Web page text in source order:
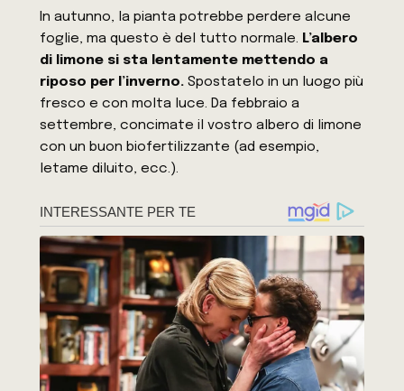
In autunno, la pianta potrebbe perdere alcune
foglie, ma questo è del tutto normale. L’albero
di limone si sta lentamente mettendo a
riposo per l’inverno. Spostatelo in un luogo più
fresco e con molta luce. Da febbraio a
settembre, concimate il vostro albero di limone
con un buon biofertilizzante (ad esempio,
letame diluito, ecc.).